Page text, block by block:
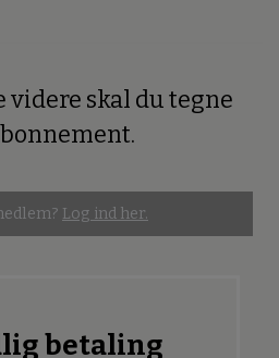
videre skal du tegne
Log ind her.
betaling